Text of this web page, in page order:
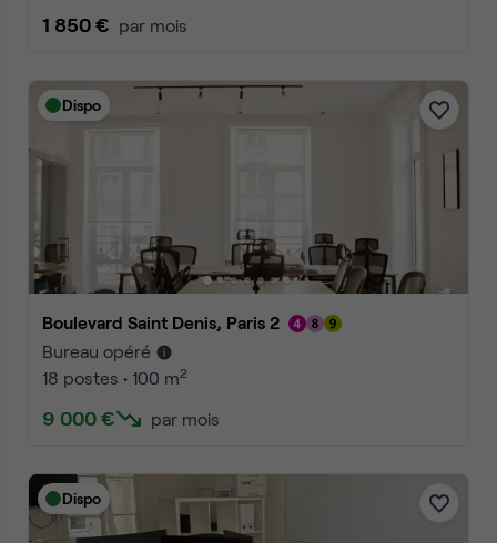
1 850 € par mois
Dispo
Boulevard Saint Denis, Paris 2
Bureau opéré
18 postes • 100 m2
9 000 € par mois
Dispo